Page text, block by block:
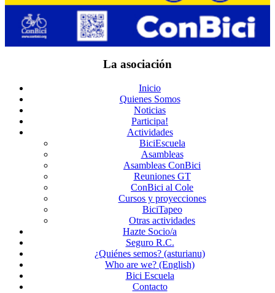
La asociación
Inicio
Quienes Somos
Noticias
Participa!
Actividades
BiciEscuela
Asambleas
Asambleas ConBici
Reuniones GT
ConBici al Cole
Cursos y proyecciones
BiciTapeo
Otras actividades
Hazte Socio/a
Seguro R.C.
¿Quiénes semos? (asturianu)
Who are we? (English)
Bici Escuela
Contacto